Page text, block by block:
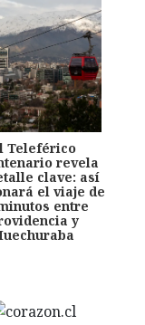
Teleférico
revela
clave: así
el viaje de
entre
y